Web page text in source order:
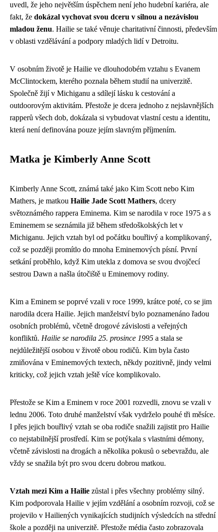
uvedl, že jeho největším úspěchem není jeho hudební kariéra, ale
fakt, že dokázal vychovat svou dceru v silnou a nezávislou
mladou ženu. Hailie se také věnuje charitativní činnosti, především
v oblasti vzdělávání a podpory mladých lidí v Detroitu.
V osobním životě je Hailie ve dlouhodobém vztahu s Evanem
McClintockem, kterého poznala během studií na univerzitě.
Společně žijí v Michiganu a sdílejí lásku k cestování a
outdoorovým aktivitám. Přestože je dcera jednoho z nejslavnějších
rapperů všech dob, dokázala si vybudovat vlastní cestu a identitu,
která není definována pouze jejím slavným příjmením.
Matka je Kimberly Anne Scott
Kimberly Anne Scott, známá také jako Kim Scott nebo Kim
Mathers, je matkou Hailie Jade Scott Mathers, dcery
světoznámého rappera Eminema. Kim se narodila v roce 1975 a s
Eminemem se seznámila již během středoškolských let v
Michiganu. Jejich vztah byl od počátku bouřlivý a komplikovaný,
což se později promítlo do mnoha Eminemových písní. První
setkání proběhlo, když Kim utekla z domova se svou dvojčecí
sestrou Dawn a našla útočiště u Eminemovy rodiny.
Kim a Eminem se poprvé vzali v roce 1999, krátce poté, co se jim
narodila dcera Hailie. Jejich manželství bylo poznamenáno řadou
osobních problémů, včetně drogové závislosti a veřejných
konfliktů. Hailie se narodila 25. prosince 1995 a stala se
nejdůležitější osobou v životě obou rodičů. Kim byla často
zmiňována v Eminemových textech, někdy pozitivně, jindy velmi
kriticky, což jejich vztah ještě více komplikovalo.
Přestože se Kim a Eminem v roce 2001 rozvedli, znovu se vzali v
lednu 2006. Toto druhé manželství však vydrželo pouhé tři měsíce.
I přes jejich bouřlivý vztah se oba rodiče snažili zajistit pro Hailie
co nejstabilnější prostředí. Kim se potýkala s vlastními démony,
včetně závislosti na drogách a několika pokusů o sebevraždu, ale
vždy se snažila být pro svou dceru dobrou matkou.
Vztah mezi Kim a Hailie zůstal i přes všechny problémy silný.
Kim podporovala Hailie v jejím vzdělání a osobním rozvoji, což se
projevilo v Hailiených vynikajících studijních výsledcích na střední
škole a později na univerzitě. Přestože média často zobrazovala